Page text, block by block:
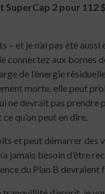
2 pour 112 $
et je n’ai pas été
connectez aux
de l’énergie
morte, elle peut
devrait pas prendre
qu’on peut en dire.
peut démarrer des
jamais besoin d’être
du Plan B devraient